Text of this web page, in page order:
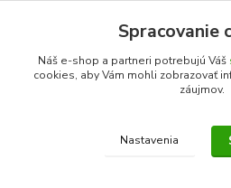
Realizujeme prírodné akvária:
Spracovanie
Náš e-shop a partneri potrebujú Váš
cookies, aby Vám mohli zobrazovať
záujmov.
Nastavenia